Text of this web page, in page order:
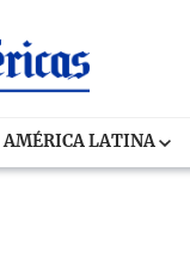
AMÉRICA LATINA